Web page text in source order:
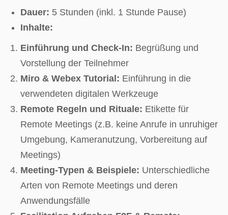
Dauer: 5 Stunden (inkl. 1 Stunde Pause)
Inhalte:
Einführung und Check-In: Begrüßung und
Vorstellung der Teilnehmer
Miro & Webex Tutorial: Einführung in die
verwendeten digitalen Werkzeuge
Remote Regeln und Rituale: Etikette für
Remote Meetings (z.B. keine Anrufe in unruhiger
Umgebung, Kameranutzung, Vorbereitung auf
Meetings)
Meeting-Typen & Beispiele: Unterschiedliche
Arten von Remote Meetings und deren
Anwendungsfälle